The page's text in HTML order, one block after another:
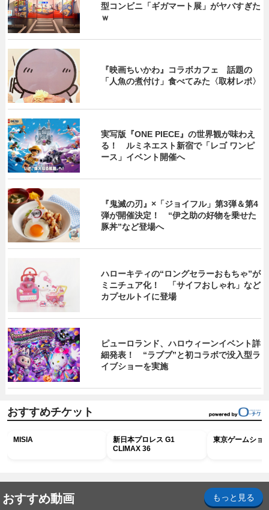
型コンビニ「ギガマート展」がヤバすぎた
ｗ
『映画ちいかわ』コラボカフェ 話題の
「人魚の煮付け」食べてみた〈取材レポ〉
実写版『ONE PIECE』の世界観が味わえ
る！ ルミネエスト新宿で「レゴ ワンピ
ース」イベント開催へ
『鬼滅の刃』×「ジョイフル」第3弾＆第4
弾が開催決定！ “伊之助の好物を乗せた
豚丼”など登場へ
ハローキティの“ロングセラーおもちゃ”が
ミニチュア化！ 「サイフおしゃれ」など
カプセルトイに登場
ピューロランド、ハロウィーンイベント詳
細発表！ “ラブブ”と初コラボで没入型ラ
イブショーを実施
おすすめチケット
MISIA
新日本プロレス G1
CLIMAX 36
東京ゲームショ
おすすめ動画 もっと見る